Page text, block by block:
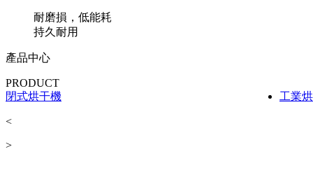
耐磨損，低能耗
持久耐用
產品中心
PRODUCT
閉式烘干機
工業
<
>